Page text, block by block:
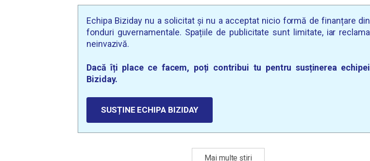
Echipa Biziday nu a solicitat și nu a acceptat nicio formă de finanțare din
fonduri guvernamentale. Spațiile de publicitate sunt limitate, iar reclama
neinvazivă.
Dacă îți place ce facem, poți contribui tu pentru susținerea echipei
Biziday.
SUSȚINE ECHIPA BIZIDAY
Mai multe știri